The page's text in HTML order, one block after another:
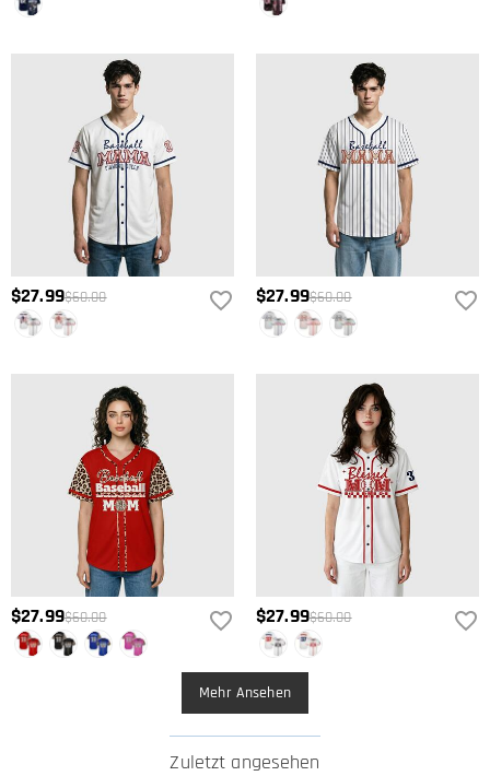
$27.99$60.00 $27.99$60.00
$27.99$60.00 $27.99$60.00
Mehr Ansehen
Zuletzt angesehen